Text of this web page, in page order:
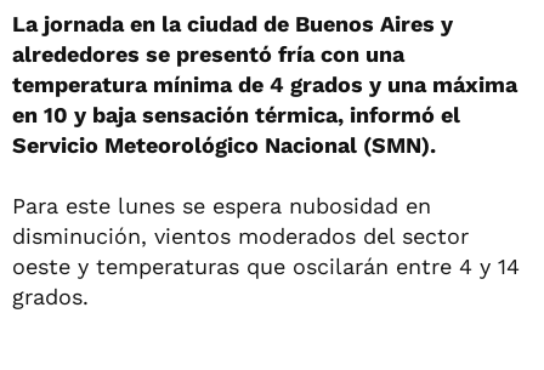
La jornada en la ciudad de Buenos Aires y
alrededores se presentó fría con una
temperatura mínima de 4 grados y una máxima
en 10 y baja sensación térmica, informó el
Servicio Meteorológico Nacional (SMN).
Para este lunes se espera nubosidad en
disminución, vientos moderados del sector
oeste y temperaturas que oscilarán entre 4 y 14
grados.